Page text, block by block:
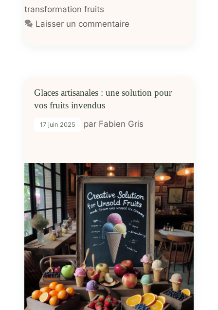
transformation fruits
Laisser un commentaire
Glaces artisanales : une solution pour
vos fruits invendus
17 juin 2025 par Fabien Gris